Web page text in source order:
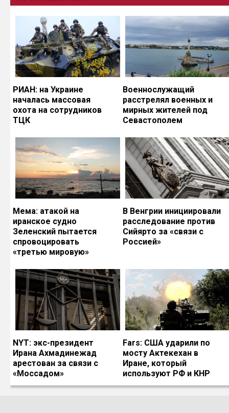
РИАН: на Украине
началась массовая
охота на сотрудников
ТЦК
Военнослужащий
расстрелял военных и
мирных жителей под
Севастополем
Мема: атакой на
иранское судно
Зеленский пытается
спровоцировать
«третью мировую»
В Венгрии инициировали
расследование против
Сийярто за «связи с
Россией»
NYT: экс-президент
Ирана Ахмадинежад
арестован за связи с
«Моссадом»
Fars: США ударили по
мосту Актекехан в
Иране, который
используют РФ и КНР